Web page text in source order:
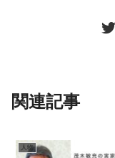
関連記事
人物